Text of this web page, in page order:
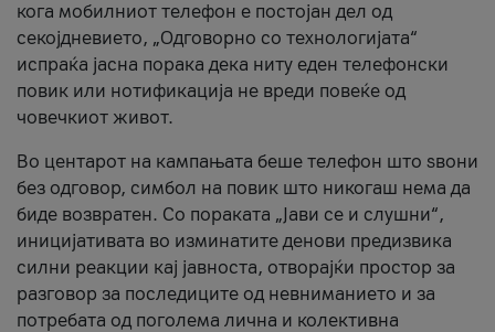
кога мобилниот телефон е постојан дел од
секојдневието, „Одговорно со технологијата“
испраќа јасна порака дека ниту еден телефонски
повик или нотификација не вреди повеќе од
човечкиот живот.
Во центарот на кампањата беше телефон што ѕвони
без одговор, симбол на повик што никогаш нема да
биде возвратен. Со пораката „Јави се и слушни“,
иницијативата во изминатите денови предизвика
силни реакции кај јавноста, отворајќи простор за
разговор за последиците од невниманието и за
потребата од поголема лична и колективна